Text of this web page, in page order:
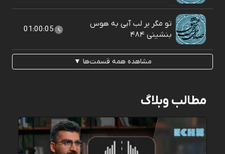
تو مگر بر لب آبی به هوس
بنشينی ۴۸۴
01:00:05
مشاهده همه قسمت‌ها ▼
مطالب وبلاگ